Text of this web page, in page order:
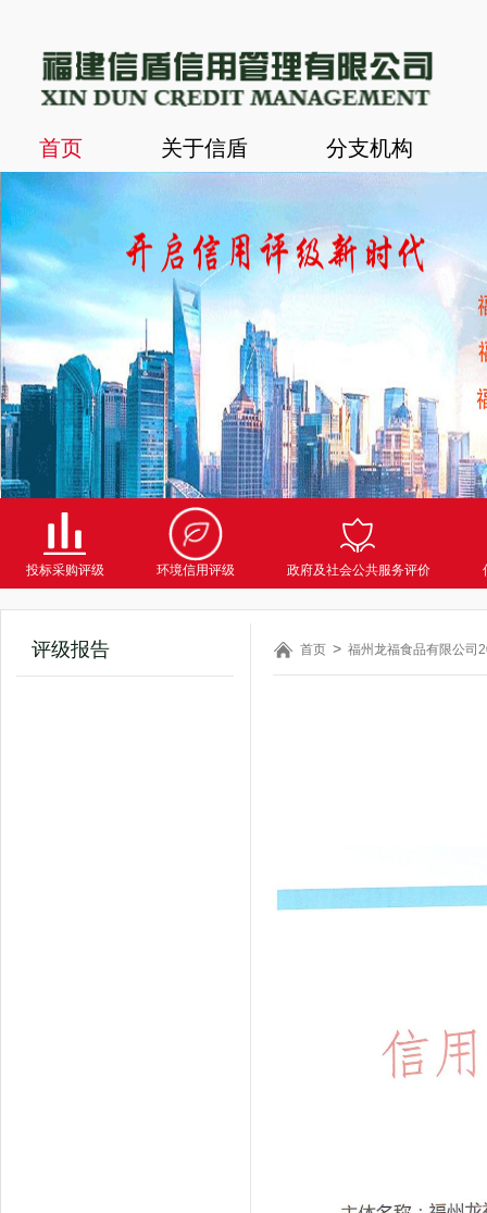
首页 关于信盾 分支机构
投标采购评级 环境信用评级 政府及社会公共服务评价
评级报告 首页 福州龙福食品有限公司